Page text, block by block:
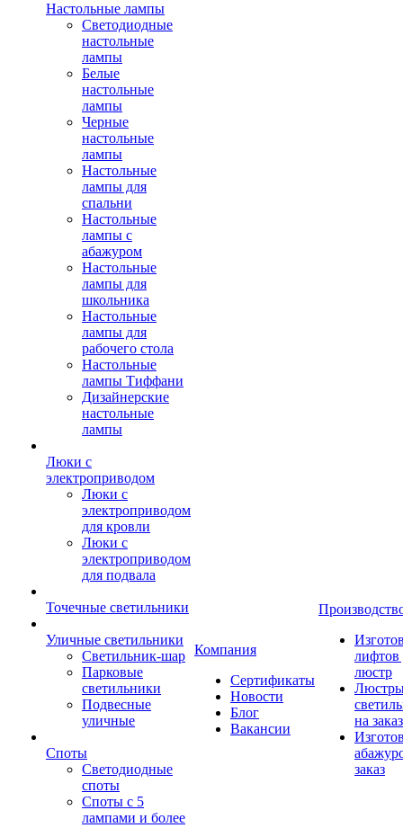
Настольные лампы
Светодиодные
настольные
лампы
Белые
настольные
лампы
Черные
настольные
лампы
Настольные
лампы для
спальни
Настольные
лампы с
абажуром
Настольные
лампы для
школьника
Настольные
лампы для
рабочего стола
Настольные
лампы Тиффани
Дизайнерские
настольные
лампы
Люки с
электроприводом
Люки с
электроприводом
для кровли
Люки с
электроприводом
для подвала
Точечные светильники
Уличные светильники
Светильник-шар
Парковые
светильники
Подвесные
уличные
Споты
Светодиодные
споты
Споты с 5
лампами и более
Компания
Сертификаты
Новости
Блог
Вакансии
лифтов
люстр
на заказ
заказ